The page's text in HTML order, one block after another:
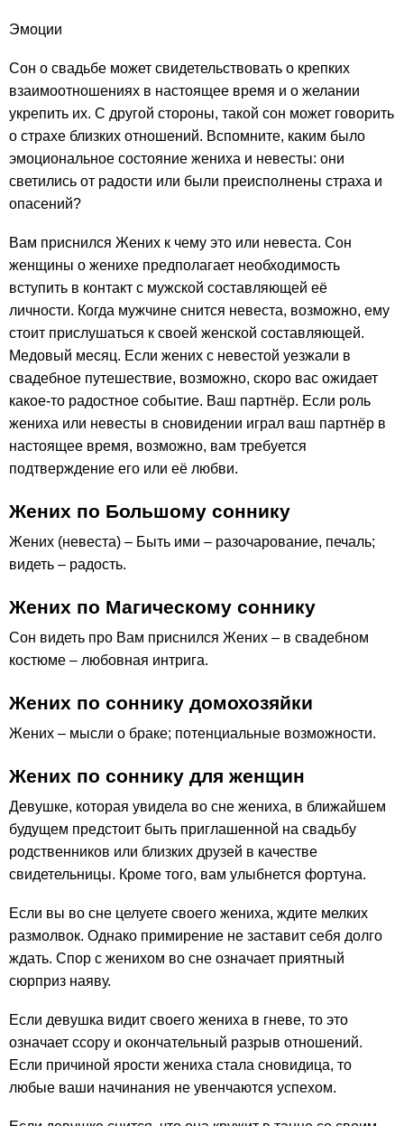
Эмоции
Сон о свадьбе может свидетельствовать о крепких
взаимоотношениях в настоящее время и о желании
укрепить их. С другой стороны, такой сон может говорить
о страхе близких отношений. Вспомните, каким было
эмоциональное состояние жениха и невесты: они
светились от радости или были преисполнены страха и
опасений?
Вам приснился Жених к чему это или невеста. Сон
женщины о женихе предполагает необходимость
вступить в контакт с мужской составляющей её
личности. Когда мужчине снится невеста, возможно, ему
стоит прислушаться к своей женской составляющей.
Медовый месяц. Если жених с невестой уезжали в
свадебное путешествие, возможно, скоро вас ожидает
какое-то радостное событие. Ваш партнёр. Если роль
жениха или невесты в сновидении играл ваш партнёр в
настоящее время, возможно, вам требуется
подтверждение его или её любви.
Жених по Большому соннику
Жених (невеста) – Быть ими – разочарование, печаль;
видеть – радость.
Жених по Магическому соннику
Сон видеть про Вам приснился Жених – в свадебном
костюме – любовная интрига.
Жених по соннику домохозяйки
Жених – мысли о браке; потенциальные возможности.
Жених по соннику для женщин
Девушке, которая увидела во сне жениха, в ближайшем
будущем предстоит быть приглашенной на свадьбу
родственников или близких друзей в качестве
свидетельницы. Кроме того, вам улыбнется фортуна.
Если вы во сне целуете своего жениха, ждите мелких
размолвок. Однако примирение не заставит себя долго
ждать. Спор с женихом во сне означает приятный
сюрприз наяву.
Если девушка видит своего жениха в гневе, то это
означает ссору и окончательный разрыв отношений.
Если причиной ярости жениха стала сновидица, то
любые ваши начинания не увенчаются успехом.